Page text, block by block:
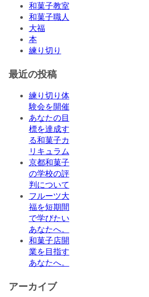
和菓子教室
和菓子職人
大福
本
練り切り
最近の投稿
練り切り体
験会を開催
あなたの目
標を達成す
る和菓子カ
リキュラム
京都和菓子
の学校の評
判について
フルーツ大
福を短期間
で学びたい
あなたへ。
和菓子店開
業を目指す
あなたへ。
アーカイブ